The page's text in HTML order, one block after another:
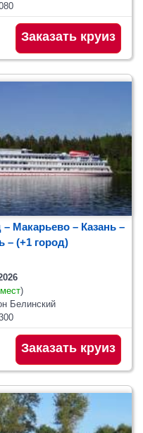
Заказать круиз
Макарьево – Казань –
– (+1 город)
)
Белинский
Заказать круиз